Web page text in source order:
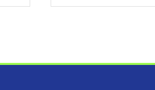
$4955,06.
$7367,90.